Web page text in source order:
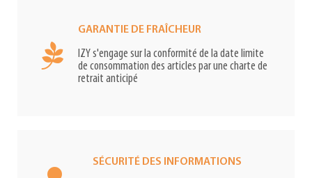
GARANTIE DE FRAÎCHEUR
IZY s'engage sur la conformité de la date limite
de consommation des articles par une charte de
retrait anticipé
SÉCURITÉ DES INFORMATIONS